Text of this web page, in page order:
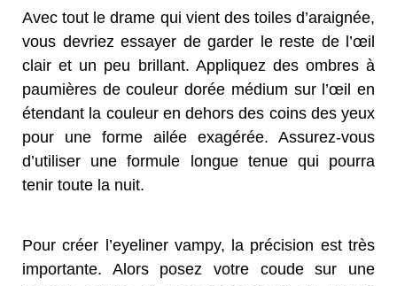
Avec tout le drame qui vient des toiles d’araignée,
vous devriez essayer de garder le reste de l’œil
clair et un peu brillant. Appliquez des ombres à
paumières de couleur dorée médium sur l’œil en
étendant la couleur en dehors des coins des yeux
pour une forme ailée exagérée. Assurez-vous
d’utiliser une formule longue tenue qui pourra
tenir toute la nuit.
Pour créer l’eyeliner vampy, la précision est très
importante. Alors posez votre coude sur une